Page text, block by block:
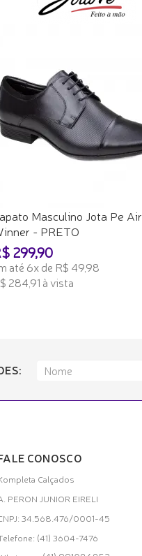
Masculino Jota Pe Air
- PRETO
299,90
até 6x de R$ 49,98
284,91 à vista
CONOSCO
Calçados
PERON JUNIOR EIRELI
34.568.476/0001-45
(41) 3604-7476